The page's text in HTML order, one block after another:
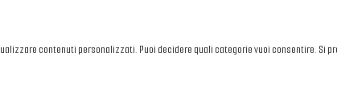
contenuti personalizzati. Puoi decidere quali categorie vuoi consentire. Si